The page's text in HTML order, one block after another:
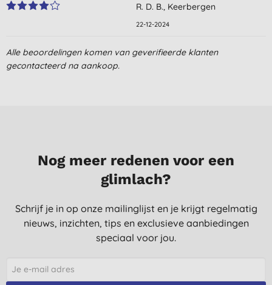
R. D. B., Keerbergen
22-12-2024
Alle beoordelingen komen van geverifieerde klanten
gecontacteerd na aankoop.
Nog meer redenen voor een
glimlach?
Schrijf je in op onze mailinglijst en je krijgt regelmatig
nieuws, inzichten, tips en exclusieve aanbiedingen
speciaal voor jou.